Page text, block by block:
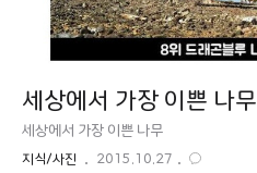
세상에서 가장 이쁜 나무
세상에서 가장 이쁜 나무
지식/사진 2015.10.27